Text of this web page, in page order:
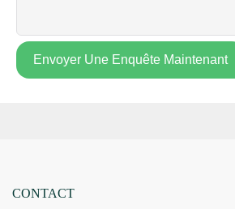
Envoyer Une Enquête Maintenant
CONTACT